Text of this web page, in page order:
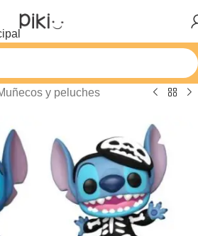
y peluches